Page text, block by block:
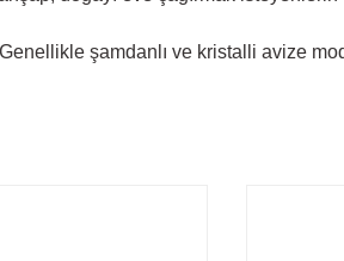
Genellikle şamdanlı ve kristalli avize